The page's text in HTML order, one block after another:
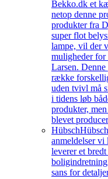
Bekko.dk et
netop denne
produkter fra
super flot
lampe, vil der
muligheder for
Larsen.
række
uden tvivl må
i tidens løb
produkter,
blevet
Hübsch
anmeldelser vi
leverer et
sans for